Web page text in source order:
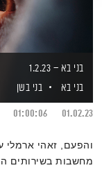
בני בא – 1.2.23
בני בא
בני בשן
01.02.23
01:00:06
והפעם, זאהי ארמלי
מחשבות בשירותים